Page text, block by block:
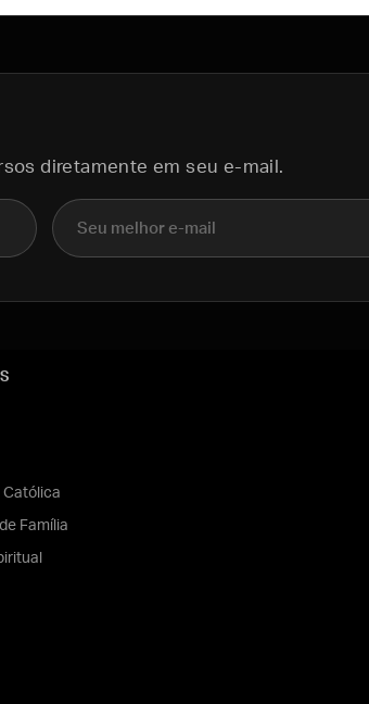
diretamente em seu e-mail.
E-mail
Católica
Família